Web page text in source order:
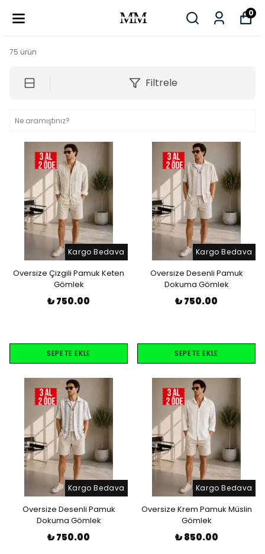
0
75 ürün
Filtrele
Kargo Bedava
Oversize Çizgili Pamuk Keten
Gömlek
₺ 750.00
SEPETE EKLE
Kargo Bedava
Oversize Desenli Pamuk
Dokuma Gömlek
₺ 750.00
SEPETE EKLE
Kargo Bedava
Oversize Desenli Pamuk
Dokuma Gömlek
₺ 750.00
Kargo Bedava
Oversize Krem Pamuk Müslin
Gömlek
₺ 850.00